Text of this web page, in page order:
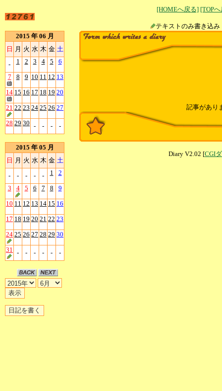
[HOMEへ戻る] [TOP
テキストのみ書
2015 年 06 月
日 月 火 水 木 金 土
- 1 2 3 4 5 6
7 8 9 10 11 12 13
14 15 16 17 18 19 20
21 22 23 24 25 26 27
28 29 30 - - - -
2015 年 05 月
日 月 火 水 木 金 土
- - - - - 1 2
3 4 5 6 7 8 9
10 11 12 13 14 15 16
17 18 19 20 21 22 23
24 25 26 27 28 29 30
31 - - - - - -
記事があり
Diary V2.02 [CGI